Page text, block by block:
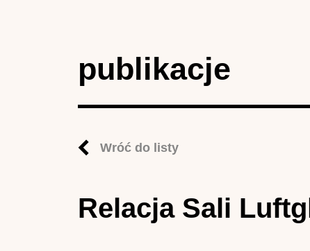
publikacje
Wróć do listy
Relacja Sali